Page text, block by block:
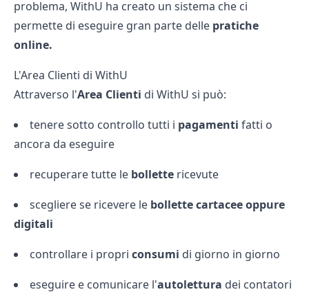
problema, WithU ha creato un sistema che ci
permette di eseguire gran parte delle pratiche
online.
L'Area Clienti di WithU
Attraverso l'Area Clienti di WithU si può:
tenere sotto controllo tutti i pagamenti fatti o
ancora da eseguire
recuperare tutte le bollette ricevute
scegliere se ricevere le bollette cartacee oppure
digitali
controllare i propri consumi di giorno in giorno
eseguire e comunicare l'autolettura dei contatori